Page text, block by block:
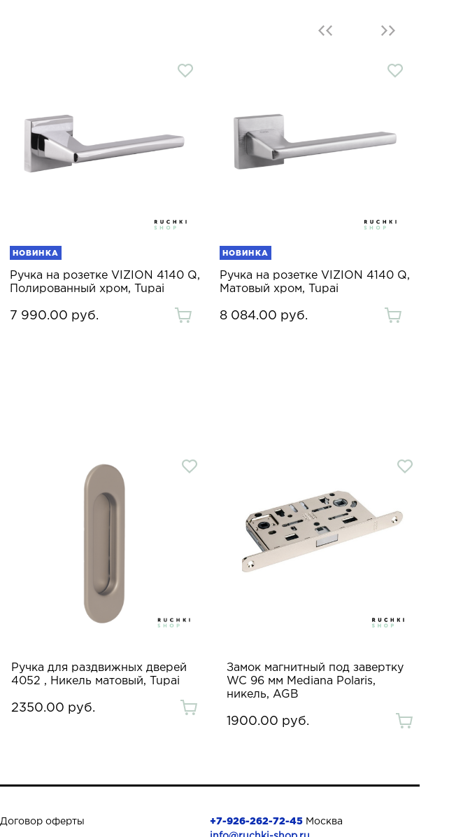
НОВИНКА
Ручка на розетке VIZION 4140 Q,
Полированный хром, Tupai
7 990.00 руб.
НОВИНКА
Ручка на розетке VIZION 4140 Q,
Матовый хром, Tupai
8 084.00 руб.
Ручка для раздвижных дверей
4052 , Никель матовый, Tupai
2350.00 руб.
Замок магнитный под завертку
WC 96 мм Mediana Polaris,
никель, AGB
1900.00 руб.
Договор оферты +7-926-262-72-45Москва